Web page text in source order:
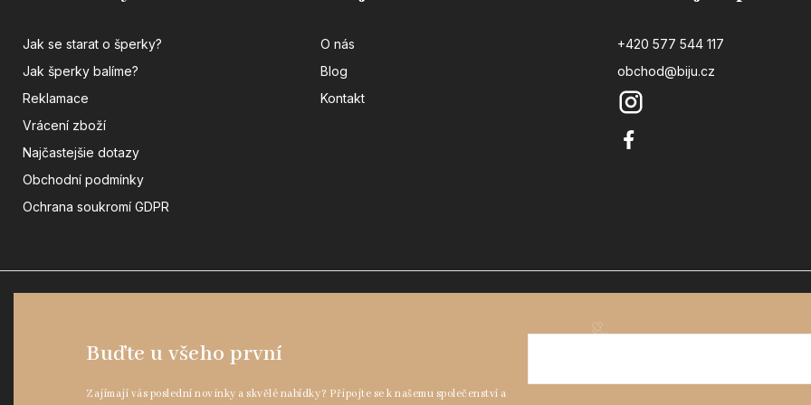
Jak se starat o šperky?
Jak šperky balíme?
Reklamace
Vrácení zboží
Najčastejšie dotazy
Obchodní podmínky
Ochrana soukromí GDPR
O nás
Blog
Kontakt
+420 577 544 117
obchod@biju.cz